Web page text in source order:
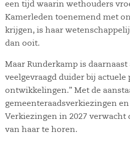
een tijd waarin wethouders
Kamerleden toenemend met
krijgen, is haar
dan ooit.
Maar Runderkamp is
veelgevraagd duider bij actuele
ontwikkelingen.” Met de
gemeenteraadsverkiezingen
Verkiezingen in 2027 verwacht
van haar te horen.